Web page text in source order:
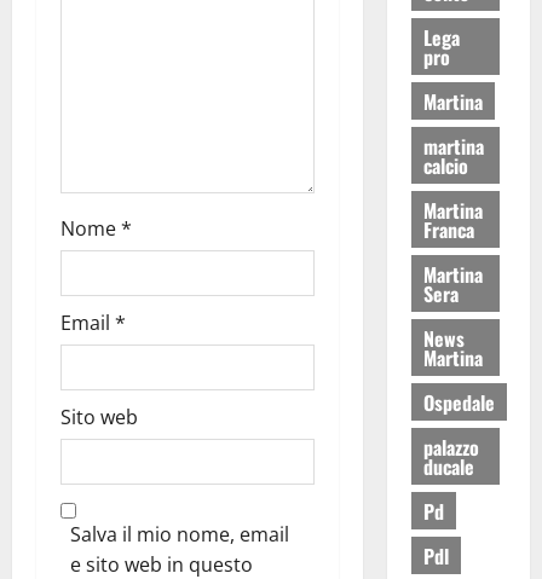
Nome*
Email *
Sito web
Salva il mio nome, email
e sito web in questo
Lega
pro
Martina
martina
calcio
Martina
Franca
Martina
Sera
News
Martina
Ospedale
palazzo
ducale
Pd
Pdl